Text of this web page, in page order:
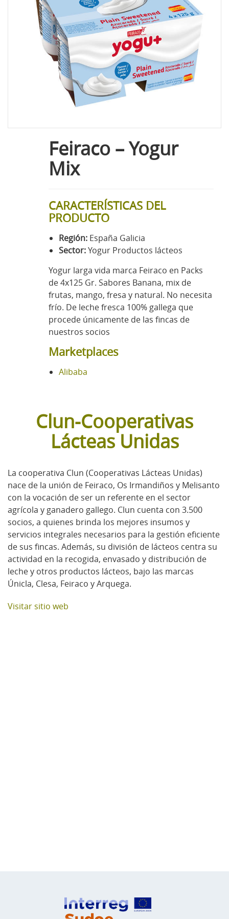
Feiraco – Yogur
Mix
CARACTERÍSTICAS DEL
PRODUCTO
Región: España Galicia
Sector:Yogur Productos lácteos
Yogur larga vida marca Feiraco en Packs
de 4x125 Gr. Sabores Banana, mix de
frutas, mango, fresa y natural. No necesita
frío. De leche fresca 100% gallega que
procede únicamente de las fincas de
nuestros socios
Marketplaces
Alibaba
Clun-Cooperativas
Lácteas Unidas
La cooperativa Clun (Cooperativas Lácteas Unidas)
nace de la unión de Feiraco, Os Irmandiños y Melisanto
con la vocación de ser un referente en el sector
agrícola y ganadero gallego. Clun cuenta con 3.500
socios, a quienes brinda los mejores insumos y
servicios integrales necesarios para la gestión eficiente
de sus fincas. Además, su división de lácteos centra su
actividad en la recogida, envasado y distribución de
leche y otros productos lácteos, bajo las marcas
Únicla, Clesa, Feiraco y Arquega.
Visitar sitio web